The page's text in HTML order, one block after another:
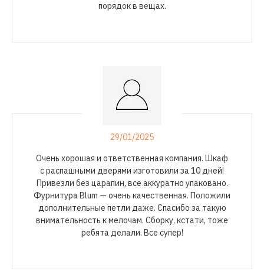
порядок в вещах.
29/01/2025
Очень хорошая и ответственная компания. Шкаф
с распашными дверями изготовили за 10 дней!
Привезли без царапин, все аккуратно упаковано.
Фурнитура Blum — очень качественная. Положили
дополнительные петли даже. Спасибо за такую
внимательность к мелочам. Сборку, кстати, тоже
ребята делали. Все супер!